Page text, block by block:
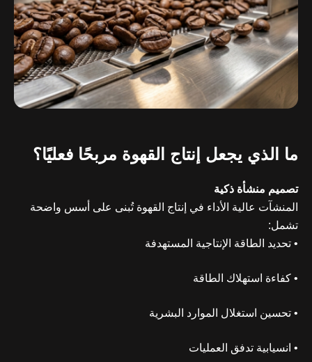
ما الذي يجعل إنتاج القهوة مربحًا فعليًا؟
تصميم منشأة ذكية
المنشآت عالية الأداء في إنتاج القهوة تُبنى على أسس واضحة
تشمل:
• تحديد الطاقة الإنتاجية المستهدفة
• كفاءة استهلاك الطاقة
• تحسين استغلال الموارد البشرية
• انسيابية تدفق العمليات